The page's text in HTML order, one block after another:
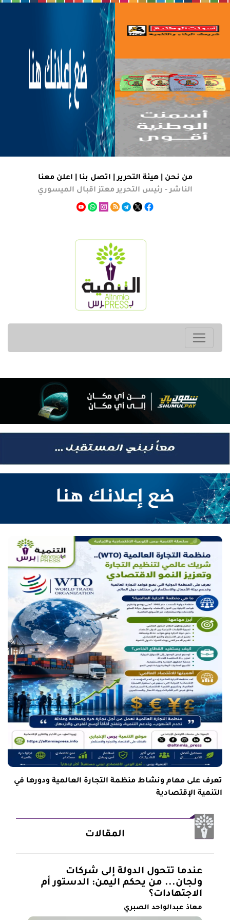
من نحن |هيئة التحرير اتصل بنا
اعلن معنا
الناشر - رئيس التحرير معتز اقبال الميسوري
تعرف على مهام ونشاط منظمة التجارة العالمية ودورها في
التنمية الإقتصادية
المقالات
عندما تتحول الدولة إلى شركات
ولجان... من يحكم اليمن: الدستور أم
الاجتهادات؟
معاذ عبدالواحد الصبري